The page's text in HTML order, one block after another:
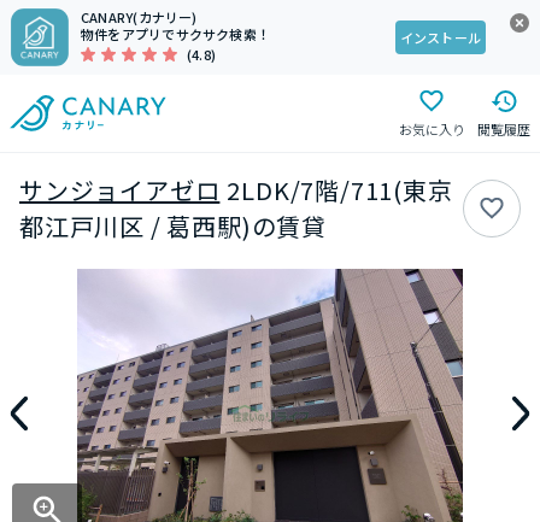
CANARY(カナリー)
物件をアプリでサクサク検索！
(4.8)
インストール
お気に入り 閲覧履歴
サンジョイアゼロ 2LDK/7階/711(東京
都江戸川区 / 葛西駅)の賃貸